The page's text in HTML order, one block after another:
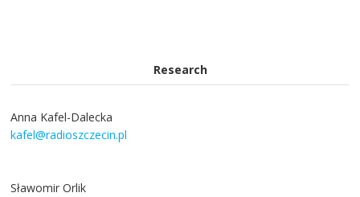
Research
Anna Kafel-Dalecka
kafel@radioszczecin.pl
Sławomir Orlik